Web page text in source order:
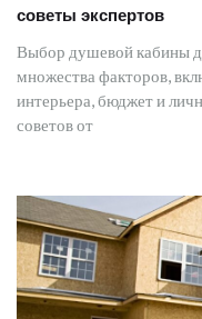
советы экспертов
Выбор душевой кабины
множества факторов,
интерьера, бюджет и
советов от